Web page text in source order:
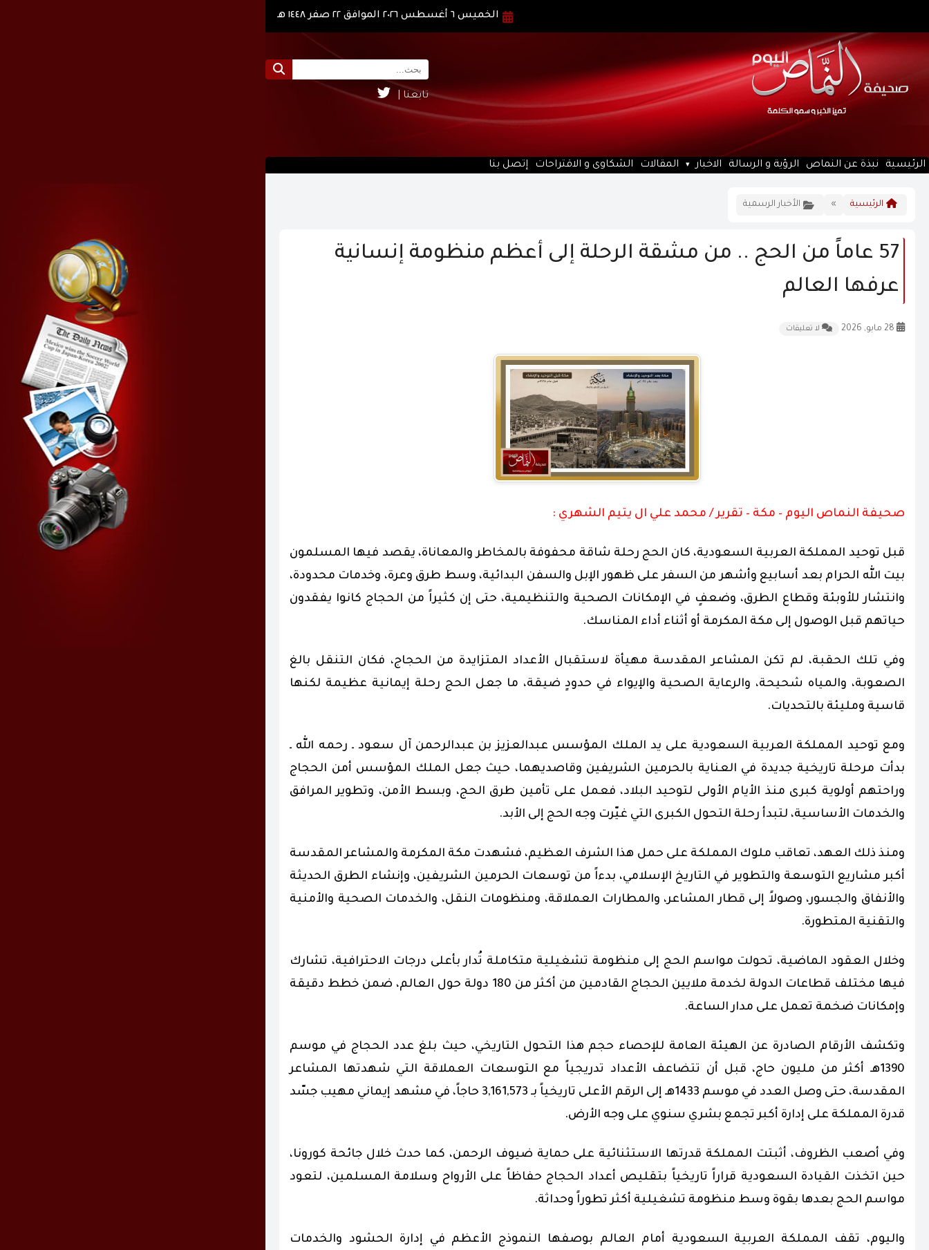
الخميس ٦ أغسطس ٢٠٢٦ الموافق ٢٢ صفر ١٤٤٨ هـ
تابعنا |
الرئيسية نبذة عن النماص الرؤية و الرسالة الاخبار المقالات الشكاوى و الاقتراحات إتصل بنا
الرئيسية » الأخبار الرسمية
57 عاماً من الحج .. من مشقة الرحلة إلى أعظم منظومة إنسانية
عرفها العالم
لا تعليقات
صحيفة النماص اليوم – مكة – تقرير / محمد علي ال يتيم الشهري :
قبل توحيد المملكة العربية السعودية، كان الحج رحلة شاقة محفوفة بالمخاطر والمعاناة، يقصد فيها المسلمون
بيت الله الحرام بعد أسابيع وأشهر من السفر على ظهور الإبل والسفن البدائية، وسط طرق وعرة، وخدمات محدودة،
وانتشار للأوبئة وقطاع الطرق، وضعفٍ في الإمكانات الصحية والتنظيمية، حتى إن كثيراً من الحجاج كانوا يفقدون
حياتهم قبل الوصول إلى مكة المكرمة أو أثناء أداء المناسك.
وفي تلك الحقبة، لم تكن المشاعر المقدسة مهيأة لاستقبال الأعداد المتزايدة من الحجاج، فكان التنقل بالغ
الصعوبة، والمياه شحيحة، والرعاية الصحية والإيواء في حدودٍ ضيقة، ما جعل الحج رحلة إيمانية عظيمة لكنها
قاسية ومليئة بالتحديات.
ومع توحيد المملكة العربية السعودية على يد الملك المؤسس عبدالعزيز بن عبدالرحمن آل سعود ـ رحمه الله ـ
بدأت مرحلة تاريخية جديدة في العناية بالحرمين الشريفين وقاصديهما، حيث جعل الملك المؤسس أمن الحجاج
وراحتهم أولوية كبرى منذ الأيام الأولى لتوحيد البلاد، فعمل على تأمين طرق الحج، وبسط الأمن، وتطوير المرافق
والخدمات الأساسية، لتبدأ رحلة التحول الكبرى التي غيّرت وجه الحج إلى الأبد.
ومنذ ذلك العهد، تعاقب ملوك المملكة على حمل هذا الشرف العظيم، فشهدت مكة المكرمة والمشاعر المقدسة
أكبر مشاريع التوسعة والتطوير في التاريخ الإسلامي، بدءاً من توسعات الحرمين الشريفين، وإنشاء الطرق الحديثة
والأنفاق والجسور، وصولاً إلى قطار المشاعر، والمطارات العملاقة، ومنظومات النقل، والخدمات الصحية والأمنية
والتقنية المتطورة.
وخلال العقود الماضية، تحولت مواسم الحج إلى منظومة تشغيلية متكاملة تُدار بأعلى درجات الاحترافية، تشارك
فيها مختلف قطاعات الدولة لخدمة ملايين الحجاج القادمين من أكثر من 180 دولة حول العالم، ضمن خطط دقيقة
وإمكانات ضخمة تعمل على مدار الساعة.
وتكشف الأرقام الصادرة عن الهيئة العامة للإحصاء حجم هذا التحول التاريخي، حيث بلغ عدد الحجاج في موسم
1390هـ أكثر من مليون حاج، قبل أن تتضاعف الأعداد تدريجياً مع التوسعات العملاقة التي شهدتها المشاعر
المقدسة، حتى وصل العدد في موسم 1433هـ إلى الرقم الأعلى تاريخياً بـ 3,161,573 حاجاً، في مشهد إيماني مهيب جسّد
قدرة المملكة على إدارة أكبر تجمع بشري سنوي على وجه الأرض.
وفي أصعب الظروف، أثبتت المملكة قدرتها الاستثنائية على حماية ضيوف الرحمن، كما حدث خلال جائحة كورونا،
حين اتخذت القيادة السعودية قراراً تاريخياً بتقليص أعداد الحجاج حفاظاً على الأرواح وسلامة المسلمين، لتعود
مواسم الحج بعدها بقوة وسط منظومة تشغيلية أكثر تطوراً وحداثة.
واليوم، تقف المملكة العربية السعودية أمام العالم بوصفها النموذج الأعظم في إدارة الحشود والخدمات